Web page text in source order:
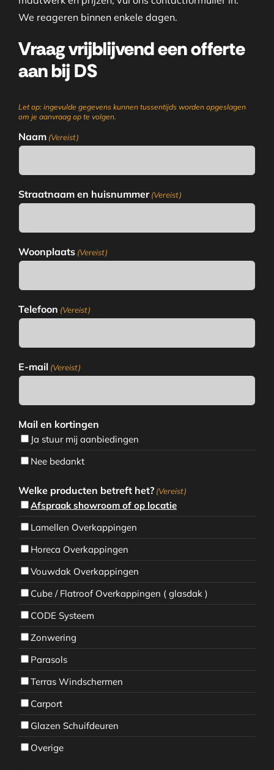
We reageren binnen enkele dagen.
Vraag vrijblijvend een offerte
aan bij DS
Let op: ingevulde gegevens kunnen tussentijds worden opgeslagen
om je aanvraag op te volgen.
Naam (Vereist)
Straatnaam en huisnummer (Vereist)
Woonplaats (Vereist)
Telefoon (Vereist)
E-mail (Vereist)
Mail en kortingen
Ja stuur mij aanbiedingen
Nee bedankt
Welke producten betreft het? (Vereist)
Afspraak showroom of op locatie
Lamellen Overkappingen
Horeca Overkappingen
Vouwdak Overkappingen
Cube / Flatroof Overkappingen ( glasdak )
CODE Systeem
Zonwering
Parasols
Terras Windschermen
Carport
Glazen Schuifdeuren
Overige